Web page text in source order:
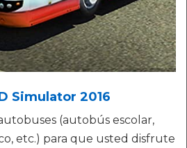
Simulator 2016
(autobús escolar,
etc.) para que usted disfrute